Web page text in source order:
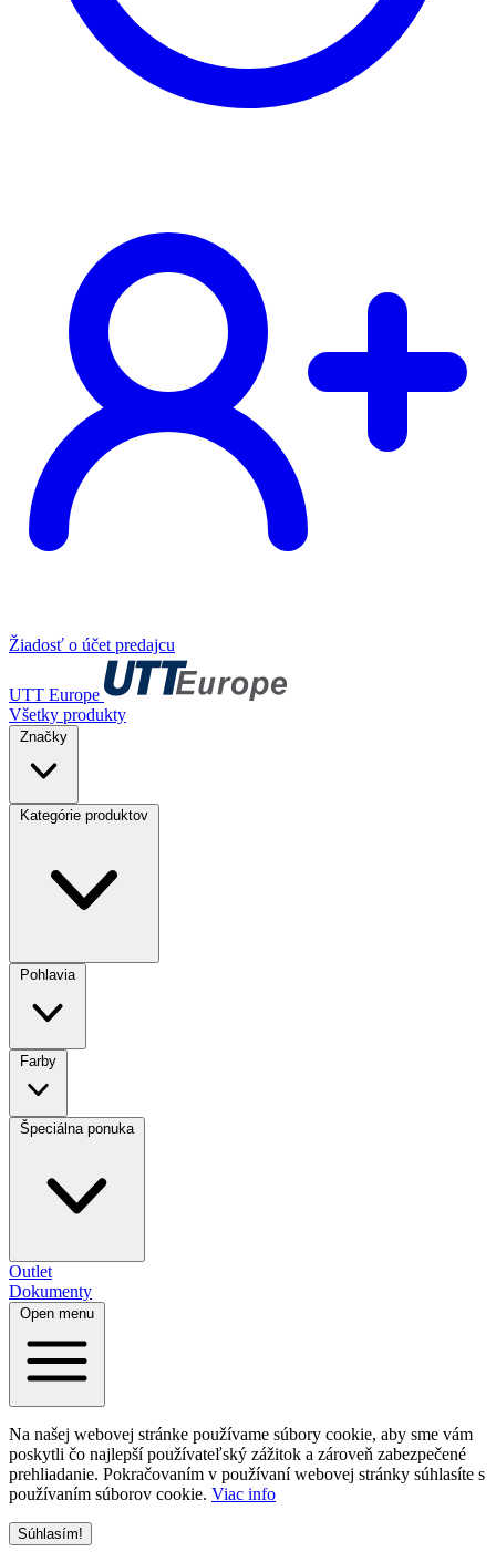
Žiadosť o účet predajcu
UTT Europe
Všetky produkty
Značky
Kategórie produktov
Pohlavia
Farby
Špeciálna ponuka
Outlet
Dokumenty
Open menu
Na našej webovej stránke používame súbory cookie, aby sme vám
poskytli čo najlepší používateľský zážitok a zároveň zabezpečené
prehliadanie. Pokračovaním v používaní webovej stránky súhlasíte s
používaním súborov cookie. Viac info
Súhlasím!